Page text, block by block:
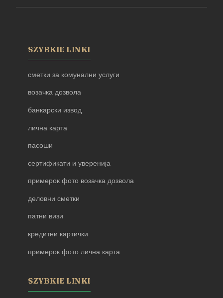
SZYBKIE LINKI
сметки за комунални услуги
возачка дозвола
банкарски извод
лична карта
пасоши
сертификати и уверенија
примерок фото возачка дозвола
деловни сметки
патни визи
кредитни картички
примерок фото лична карта
SZYBKIE LINKI